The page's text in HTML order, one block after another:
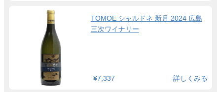
TOMOE シャルドネ 新月 2024 広島
三次ワイナリー
¥7,337 詳しくみる